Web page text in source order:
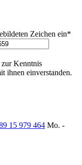
Zeichen ein*
zur Kenntnis
ihnen einverstanden.
15 979 464 Mo. -